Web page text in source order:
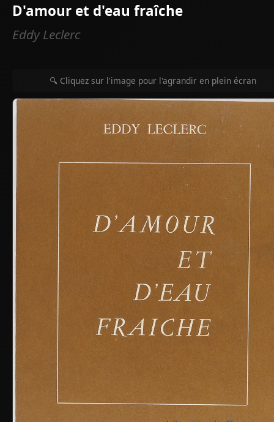
D'amour et d'eau fraîche
Eddy Leclerc
🔍 Cliquez sur l'image pour l'agrandir en plein écran